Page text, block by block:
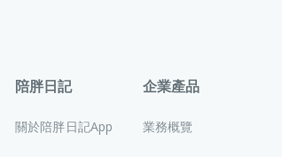
陪胖日記
關於陪胖日記App
企業產品
業務概覽